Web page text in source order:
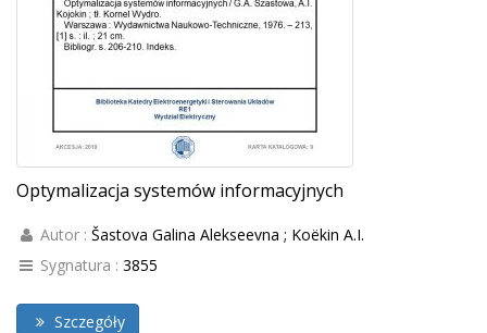
Optymalizacja systemów informacyjnych
Autor : Šastova Galina Alekseevna ; Koëkin A.I.
Sygnatura : 3855
Szczegóły